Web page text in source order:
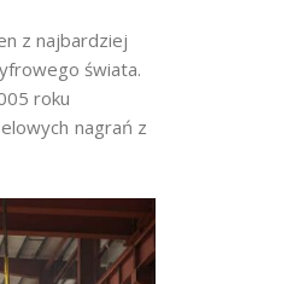
z najbardziej
świata.
roku
nagrań z